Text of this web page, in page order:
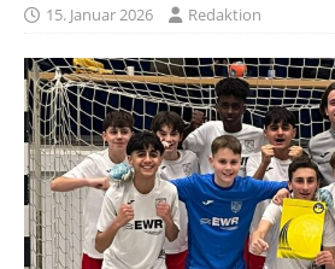
15. Januar 2026 Redaktion